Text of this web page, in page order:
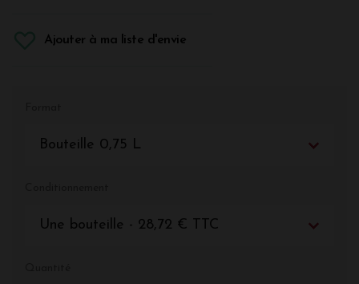
Ajouter à ma liste d'envie
Bouteille 0,75 L
Une bouteille - 28,72 € TTC